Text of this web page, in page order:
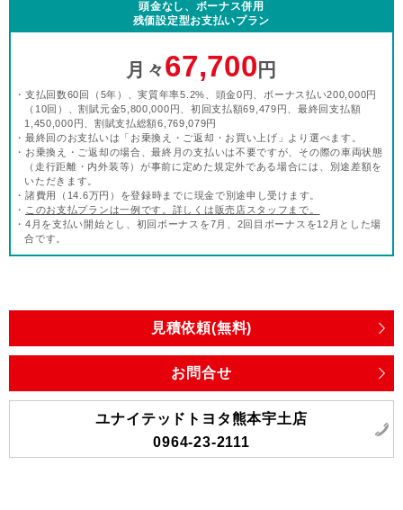
頭金なし、ボーナス併用
残価設定型お支払いプラン
月々67,700 円
・支払回数60回（5年）、実質年率5.2%、頭金0円、ボーナス払い200,000円
（10回）、割賦元金5,800,000円、初回支払額69,479円、最終回支払額
1,450,000円、割賦支払総額6,769,079円
・最終回のお支払いは「お乗換え・ご返却・お買い上げ」より選べます。
・お乗換え・ご返却の場合、最終月の支払いは不要ですが、その際の車両状態
（走行距離・内外装等）が事前に定めた規定外である場合には、別途差額を
いただきます。
・諸費用（14.6万円）を登録時までに現金で別途申し受けます。
・ このお支払プランは一例です。詳しくは販売店スタッフまで。
・4月を支払い開始とし、初回ボーナスを7月、2回目ボーナスを12月とした場
合です。
見積依頼(無料)
お問合せ
ユナイテッドトヨタ熊本宇土店
0964-23-2111